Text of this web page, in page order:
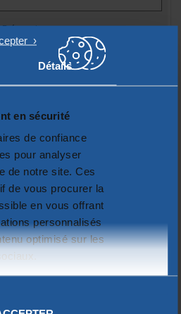
Détails
en sécurité
de confiance
pour analyser
de notre site. Ces
de vous procurer la
en vous offrant
personnalisés
optimisé sur les
la protection de
Prénom